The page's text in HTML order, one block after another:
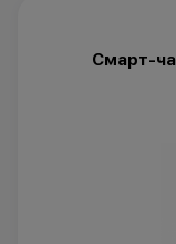
Смарт-